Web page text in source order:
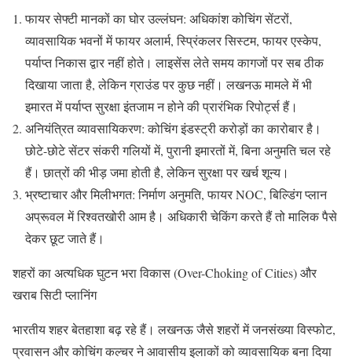
फायर सेफ्टी मानकों का घोर उल्लंघन: अधिकांश कोचिंग सेंटरों,
व्यावसायिक भवनों में फायर अलार्म, स्प्रिंकलर सिस्टम, फायर एस्केप,
पर्याप्त निकास द्वार नहीं होते। लाइसेंस लेते समय कागजों पर सब ठीक
दिखाया जाता है, लेकिन ग्राउंड पर कुछ नहीं। लखनऊ मामले में भी
इमारत में पर्याप्त सुरक्षा इंतजाम न होने की प्रारंभिक रिपोर्ट्स हैं।
अनियंत्रित व्यावसायिकरण: कोचिंग इंडस्ट्री करोड़ों का कारोबार है।
छोटे-छोटे सेंटर संकरी गलियों में, पुरानी इमारतों में, बिना अनुमति चल रहे
हैं। छात्रों की भीड़ जमा होती है, लेकिन सुरक्षा पर खर्च शून्य।
भ्रष्टाचार और मिलीभगत: निर्माण अनुमति, फायर NOC, बिल्डिंग प्लान
अप्रूवल में रिश्वतखोरी आम है। अधिकारी चेकिंग करते हैं तो मालिक पैसे
देकर छूट जाते हैं।
शहरों का अत्यधिक घुटन भरा विकास (Over-Choking of Cities) और
खराब सिटी प्लानिंग
भारतीय शहर बेतहाशा बढ़ रहे हैं। लखनऊ जैसे शहरों में जनसंख्या विस्फोट,
प्रवासन और कोचिंग कल्चर ने आवासीय इलाकों को व्यावसायिक बना दिया